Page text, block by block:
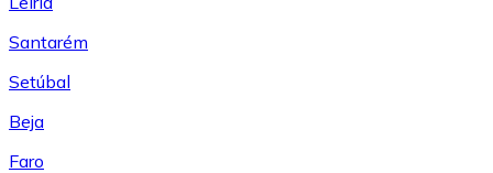
Santarém
Setúbal
Beja
Faro